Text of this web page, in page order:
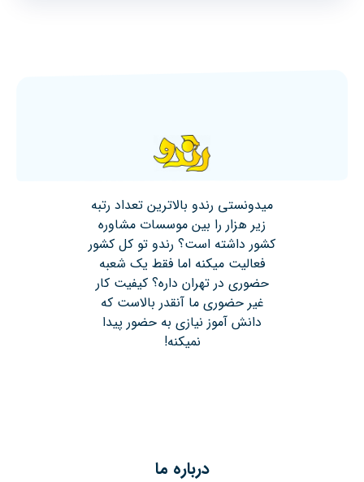
میدونستی رندو بالاترین تعداد رتبه
زیر هزار را بین موسسات مشاوره
کشور داشته است؟ رندو تو کل کشور
فعالیت میکنه اما فقط یک شعبه
حضوری در تهران داره؟ کیفیت کار
غیر حضوری ما آنقدر بالاست که
دانش آموز نیازی به حضور پیدا
نمیکنه!
درباره ما